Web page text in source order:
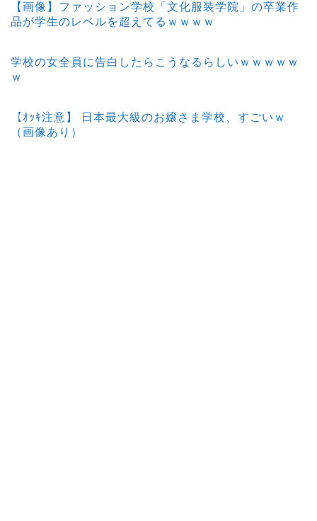
【画像】ファッション学校「文化服装学院」の卒業作
品が学生のレベルを超えてるｗｗｗｗ
学校の女全員に告白したらこうなるらしいｗｗｗｗｗ
ｗ
【ｵｯｷ注意】 日本最大級のお嬢さま学校、すごいｗ
（画像あり）